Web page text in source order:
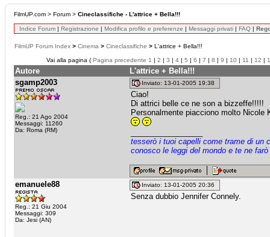
FilmUP.com > Forum > Cineclassifiche - L'attrice + Bella!!!
Indice Forum | Registrazione | Modifica profilo e preferenze | Messaggi privati | FAQ |
FilmUP Forum Index > Cinema > Cineclassifiche > L'attrice + Bella!!!
Vai alla pagina ( Pagina precedente 1 | 2 | 3 | 4 | 5 | 6 | 7 | 8 | 9 | 10 | 11 | 12 |
Autore
L'attrice + Bella!!!
sgamp2003
Reg.: 21 Ago 2004
Messaggi: 11260
Da: Roma (RM)
Inviato: 13-01-2005 19:38
Ciao!
Di attrici belle ce ne son a bizzeffe!!!!!
Personalmente piacciono molto Nicole
tesserò i tuoi capelli come trame di un
conosco le leggi del mondo e te ne
emanuele88
Reg.: 21 Giu 2004
Messaggi: 309
Da: Jesi (AN)
Inviato: 13-01-2005 20:36
Senza dubbio Jennifer Connely.